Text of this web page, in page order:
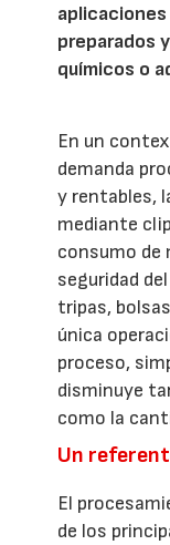
preparados
químicos o
En un
demanda
y rentables,
mediante
consumo de
seguridad
tripas,
única
proceso,
disminuye
como la
Un
El
de los